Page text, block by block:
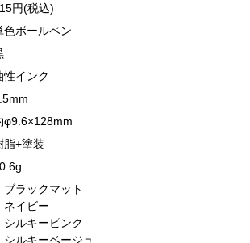
円(税込)
色ボールペン
性インク
φ9.6×128mm
脂+塗装
ブラックマット
ネイビー
シルキーピンク
シルキーベージュ